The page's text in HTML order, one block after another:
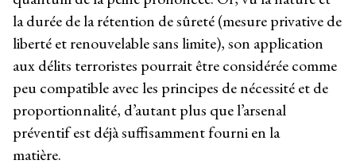
la durée de la rétention de sûreté (mesure privative de
liberté et renouvelable sans limite), son application
aux délits terroristes pourrait être considérée comme
peu compatible avec les principes de nécessité et de
proportionnalité, d’autant plus que l’arsenal
préventif est déjà suffisamment fourni en la
matière.